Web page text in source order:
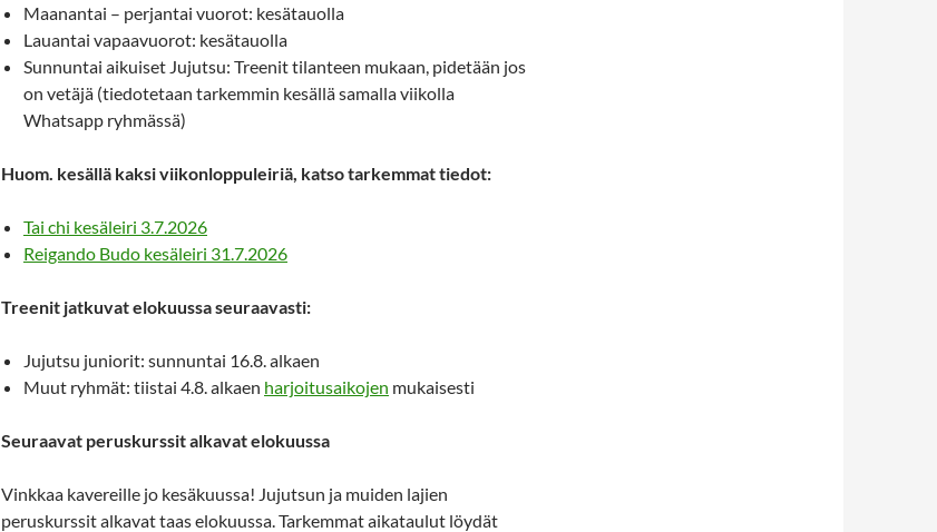
Maanantai – perjantai vuorot: kesätauolla
Lauantai vapaavuorot: kesätauolla
Sunnuntai aikuiset Jujutsu: Treenit tilanteen mukaan, pidetään jos
on vetäjä (tiedotetaan tarkemmin kesällä samalla viikolla
Whatsapp ryhmässä)
Huom. kesällä kaksi viikonloppuleiriä, katso tarkemmat tiedot:
Tai chi kesäleiri 3.7.2026
Reigando Budo kesäleiri 31.7.2026
Treenit jatkuvat elokuussa seuraavasti:
Jujutsu juniorit: sunnuntai 16.8. alkaen
Muut ryhmät: tiistai 4.8. alkaen harjoitusaikojen mukaisesti
Seuraavat peruskurssit alkavat elokuussa
Vinkkaa kavereille jo kesäkuussa! Jujutsun ja muiden lajien
peruskurssit alkavat taas elokuussa. Tarkemmat aikataulut löydät